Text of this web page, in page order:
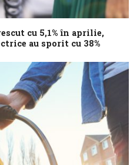
cu 5,1% în aprilie,
au sporit cu 38%
lună la rând, fiind înregistrat un